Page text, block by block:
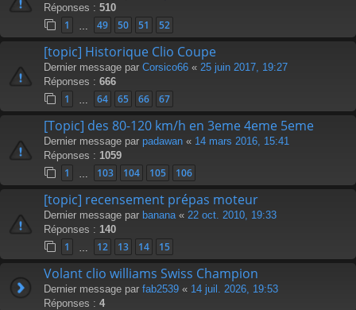
Réponses : 510
1 49 50 51 52
[topic] Historique Clio Coupe
Dernier message par Corsico66 « 25 juin 2017, 19:27
Réponses : 666
1 64 65 66 67
[Topic] des 80-120 km/h en 3eme 4eme 5eme
Dernier message par padawan « 14 mars 2016, 15:41
Réponses : 1059
1 103 104 105 106
[topic] recensement prépas moteur
Dernier message par banana « 22 oct. 2010, 19:33
Réponses : 140
1 12 13 14 15
Volant clio williams Swiss Champion
Dernier message par fab2539 « 14 juil. 2026, 19:53
Réponses : 4